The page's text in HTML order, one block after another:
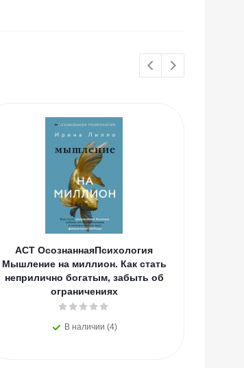
АСТ ОсознаннаяПсихология
Мышление на миллион. Как стать
неприлично богатым, забыть об
ограничениях
В наличии (4)